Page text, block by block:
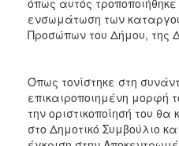
ΑΝΘΕΚΤΙΚΗ
ΠΟΛΗ
ενσωμάτωση των
Προσώπων του Δήμου,
Όπως τονίστηκε στη
επικαιροποιημένη μορφή
την οριστικοποίησή του
στο Δημοτικό Συμβούλιο